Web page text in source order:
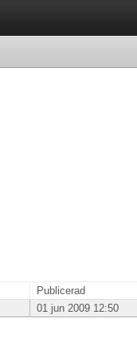
Publicerad
01 jun 2009 12:50